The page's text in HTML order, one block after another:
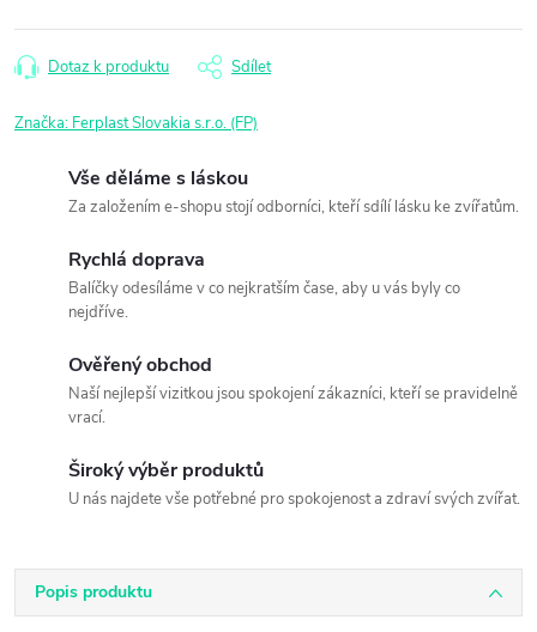
Dotaz k produktu Sdílet
Značka: Ferplast Slovakia s.r.o. (FP)
Vše děláme s láskou
Za založením e-shopu stojí odborníci, kteří sdílí lásku ke zvířatům.
Rychlá doprava
Balíčky odesíláme v co nejkratším čase, aby u vás byly co
nejdříve.
Ověřený obchod
Naší nejlepší vizitkou jsou spokojení zákazníci, kteří se pravidelně
vrací.
Široký výběr produktů
U nás najdete vše potřebné pro spokojenost a zdraví svých zvířat.
Popis produktu